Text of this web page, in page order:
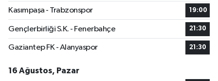
Kasımpaşa - Trabzonspor 19:00
Gençlerbirliği S.K. - Fenerbahçe 21:30
Gaziantep FK - Alanyaspor 21:30
16 Ağustos, Pazar